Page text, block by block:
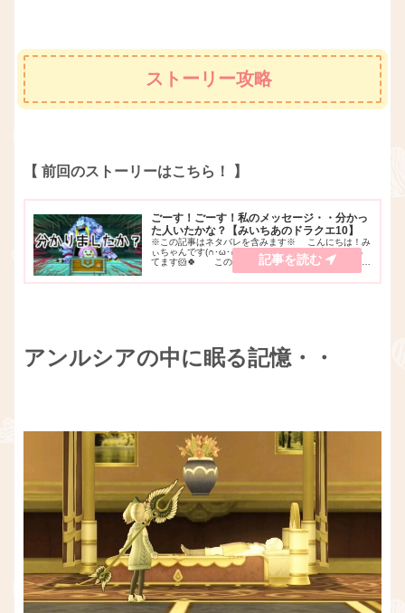
ストーリー攻略
【 前回のストーリーはこちら！ 】
ごーす！ごーす！私のメッセージ・・分かっ
た人いたかな？【みいちあのドラクエ10】
※この記事はネタバレを含みます※ こんにちは！み
ぃちゃんです(∩･ω･∩)♪YouTubeでゲーム実況をやっ
てます🐹🍀 この前、牙王ゴースネル と戦ってきま
した(｀･ω･´)✨ 私はときどき動画やサムネに隠し
メッセージを入れることがあ...
アンルシアの中に眠る記憶・・